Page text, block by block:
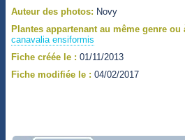
Auteur des photos: Novy
Plantes appartenant au même genre ou
canavalia ensiformis
Fiche créée le : 01/11/2013
Fiche modifiée le : 04/02/2017